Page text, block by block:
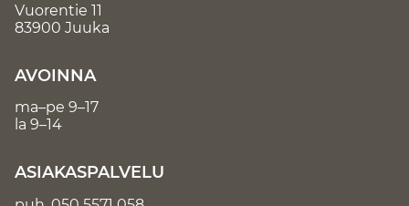
Vuorentie 11
83900 Juuka
AVOINNA
ma–pe 9–17
la 9–14
ASIAKASPALVELU